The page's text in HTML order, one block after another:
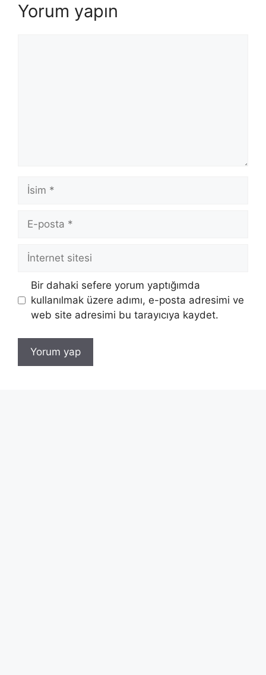
Yorum yapın
İsim
posta
İnternet
Bir dahaki sefere yorum yaptığımda
kullanılmak üzere adımı, e-posta adresimi ve
web site adresimi bu tarayıcıya kaydet.